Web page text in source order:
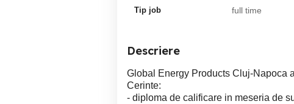
Tip job full time
Descriere
Global Energy Products Cluj-Napoca
Cerinte:
- diploma de calificare in meseria de